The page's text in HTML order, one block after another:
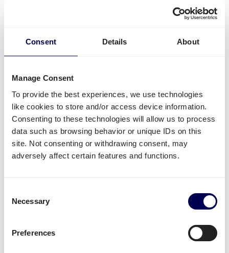
Consent Details About
Manage Consent
To provide the best experiences, we use technologies
like cookies to store and/or access device information.
Consenting to these technologies will allow us to process
data such as browsing behavior or unique IDs on this
site. Not consenting or withdrawing consent, may
adversely affect certain features and functions.
Selection
Necessary
Preferences
Was muss ich für eine Palettensendung
Welche Angaben sind nötig?
Name des FBA Warenlagers - aber Achtung:
manche Städte haben mehrere FBA Lager
FBA/ASN Nummer
Amazon Auftragsnummer (PO)
Anzahl Paletten pro PO
UK